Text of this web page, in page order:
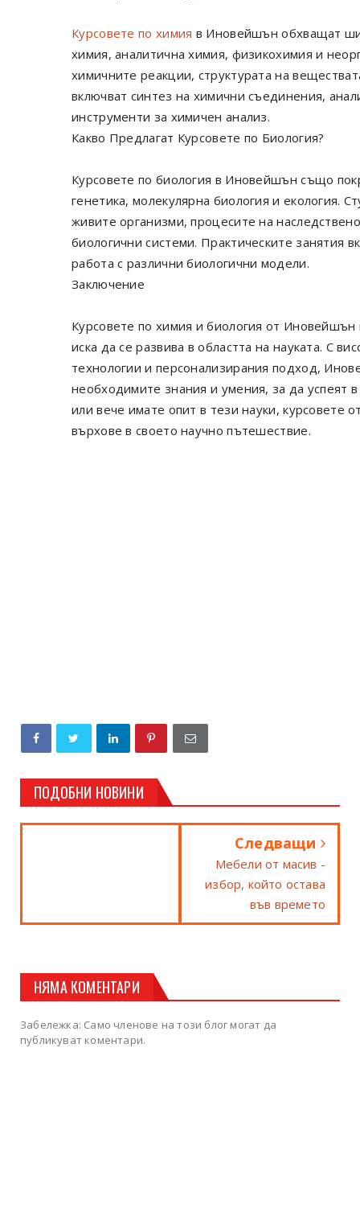
Курсовете по химия в Иновейшън обхващат
химия, аналитична химия, физикохимия и
химичните реакции, структурата на
включват синтез на химични съединения,
инструменти за химичен анализ.
Какво Предлагат Курсовете по Биология?
Курсовете по биология в Иновейшън също
генетика, молекулярна биология и екология.
живите организми, процесите на
биологични системи. Практическите занятия
работа с различни биологични модели.
Заключение
Курсовете по химия и биология от Иновейшън
иска да се развива в областта на науката. С
технологии и персонализирания подход,
необходимите знания и умения, за да успеят
или вече имате опит в тези науки,
върхове в своето научно пътешествие.
ПОДОБНИ НОВИНИ
Следващи
Мебели от масив -
избор, който остава
във времето
НЯМА КОМЕНТАРИ
Забележка: Само членове на този блог могат да
публикуват коментари.